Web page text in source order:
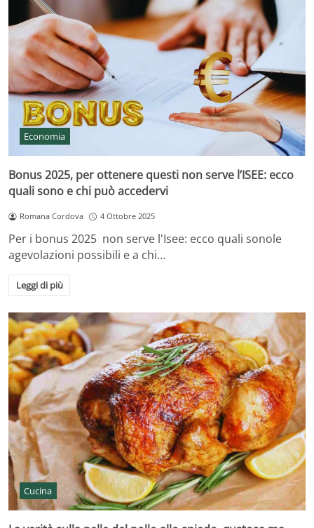
Economia
Bonus 2025, per ottenere questi non serve l’ISEE: ecco
quali sono e chi può accedervi
Romana Cordova 4 Ottobre 2025
Per i bonus 2025 non serve l'Isee: ecco quali sonole
agevolazioni possibili e a chi…
Leggi di più
Cucina